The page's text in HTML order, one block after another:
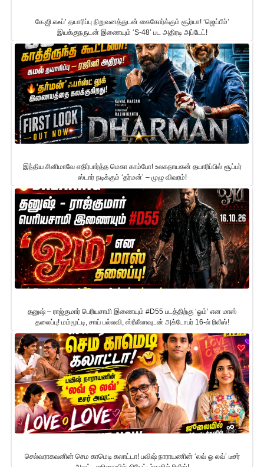
கே.ஜி.எஃப்’ தயாரிப்பு நிறுவனத்துடன் கைகோர்க்கும் சூர்யா! ‘ஜெய்பீம்’
இயக்குநருடன் இணையும் ‘S-48’ பட அதிரடி அப்டேட்!
இந்திய சினிமாவே எதிர்பார்த்த மெகா காம்போ! உலகநாயகன் தயாரிப்பில் சூப்பர்
ஸ்டார் நடிக்கும் ‘தர்மன்’ – முழு விவரம்!
தனுஷ் – ராஜ்குமார் பெரியசாமி இணையும் #D55 படத்திற்கு ‘ஓம்’ என மாஸ்
தலைப்பு! மம்மூட்டி, சாய் பல்லவி, ஸ்ரீலீலாவுடன் அக்டோபர் 16-ல் ரிலீஸ்!
செல்வராகவனின் செம காமெடி கலாட்டா! பவிஷ் நாராயணின் ‘லவ் ஓ லவ்’ டீசர்